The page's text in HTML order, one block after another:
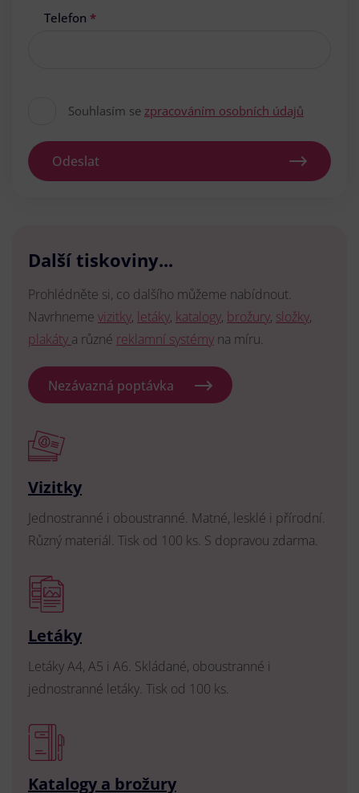
Telefon *
Souhlasím se zpracováním osobních údajů
Odeslat
Další tiskoviny...
Prohlédněte si, co dalšího můžeme nabídnout.
Navrhneme vizitky, letáky, katalogy, brožury, složky,
plakáty a různé reklamní systémy na míru.
Nezávazná poptávka
Vizitky
Jednostranné i oboustranné. Matné, lesklé i přírodní.
Různý materiál. Tisk od 100 ks. S dopravou zdarma.
Letáky
Letáky A4, A5 i A6. Skládané, oboustranné i
jednostranné letáky. Tisk od 100 ks.
Katalogy a brožury